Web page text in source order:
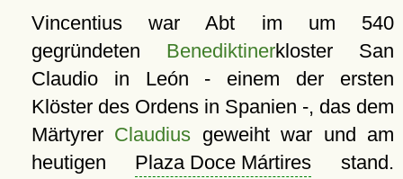
Vincentius war Abt im um 540
gegründeten Benediktinerkloster San
Claudio in León - einem der ersten
Klöster des Ordens in Spanien -, das dem
Märtyrer Claudius geweiht war und am
heutigen Plaza Doce Mártires stand.